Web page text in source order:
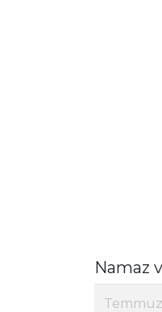
Namaz